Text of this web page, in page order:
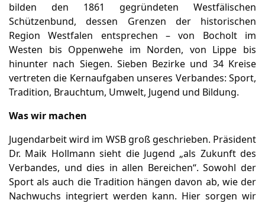
bilden den 1861 gegründeten Westfälischen
Schützenbund, dessen Grenzen der historischen
Region Westfalen entsprechen – von Bocholt im
Westen bis Oppenwehe im Norden, von Lippe bis
hinunter nach Siegen. Sieben Bezirke und 34 Kreise
vertreten die Kernaufgaben unseres Verbandes: Sport,
Tradition, Brauchtum, Umwelt, Jugend und Bildung.
Was wir machen
Jugendarbeit wird im WSB groß geschrieben. Präsident
Dr. Maik Hollmann sieht die Jugend „als Zukunft des
Verbandes, und dies in allen Bereichen“. Sowohl der
Sport als auch die Tradition hängen davon ab, wie der
Nachwuchs integriert werden kann. Hier sorgen wir